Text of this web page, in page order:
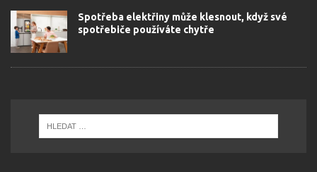
Spotřeba elektřiny může klesnout, když své
spotřebiče používáte chytře